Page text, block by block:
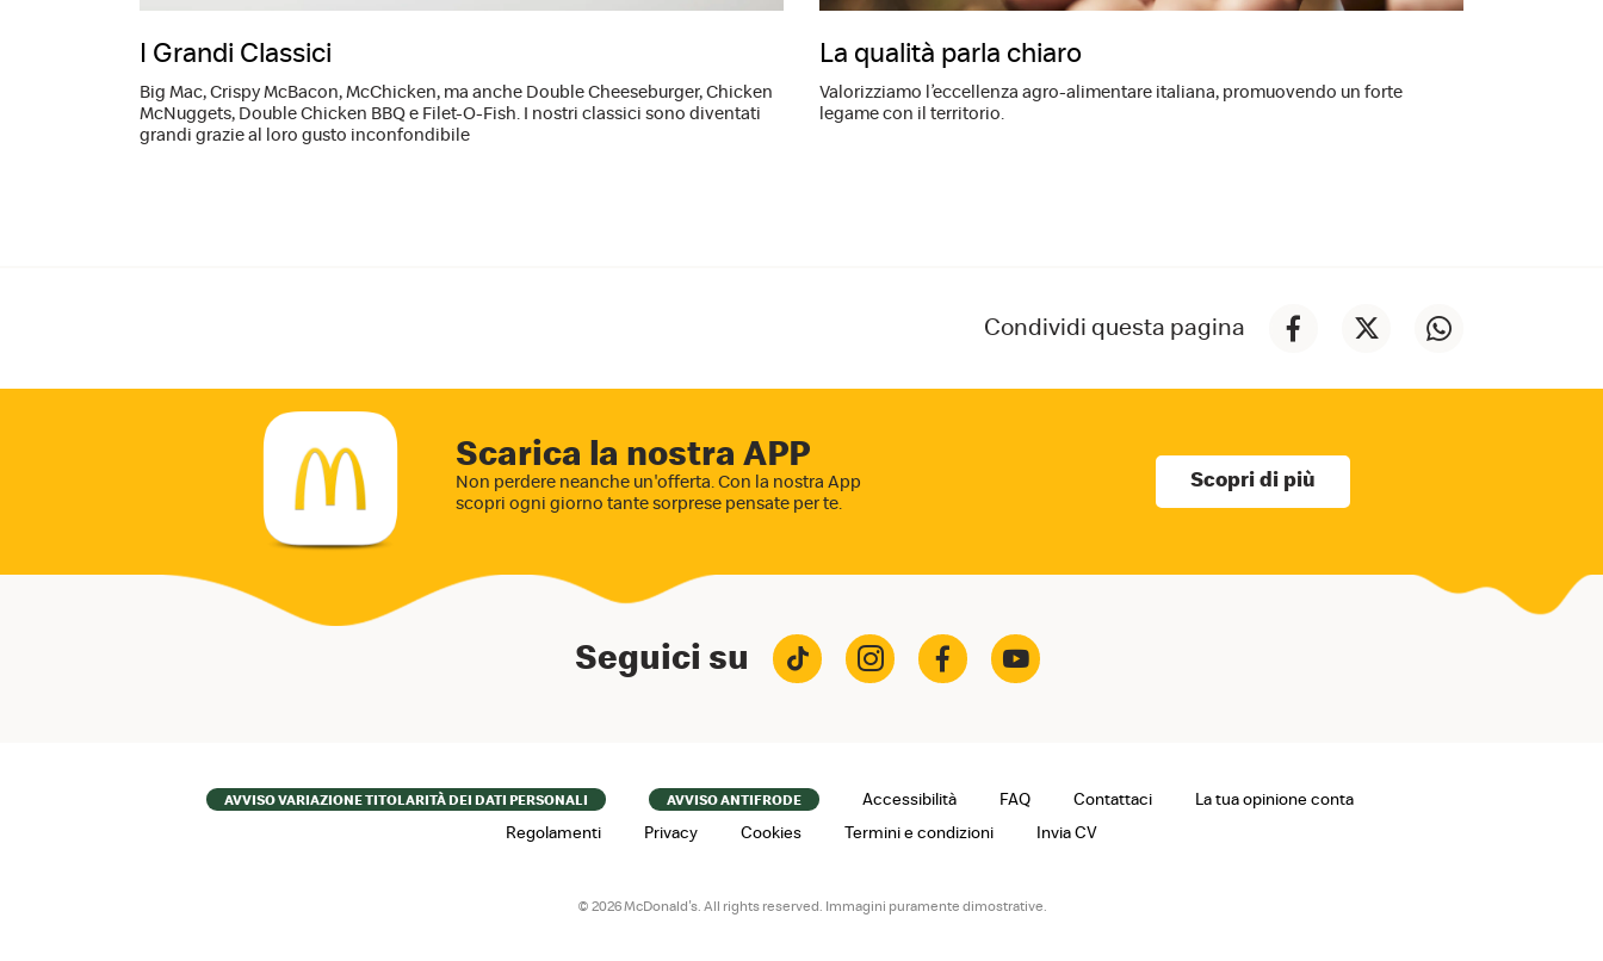
I Grandi Classici
Big Mac, Crispy McBacon, McChicken, ma anche Double Cheeseburger, Chicken
McNuggets, Double Chicken BBQ e Filet-O-Fish. I nostri classici sono diventati
grandi grazie al loro gusto inconfondibile
La qualità parla chiaro
Valorizziamo l’eccellenza agro-alimentare italiana, promuovendo un forte
legame con il territorio.
Condividi questa pagina
Scarica la nostra APP
Non perdere neanche un'offerta. Con la nostra App
scopri ogni giorno tante sorprese pensate per te.
Scopri di più
Seguici su
FooterAVVISO VARIAZIONE TITOLARITÀ DEI DATI PERSONALI AVVISO ANTIFRODE Accessibilità FAQ Contattaci
La tua opinione conta
Regolamenti
Privacy Cookies Termini e condizioni Invia CV
© 2026 McDonald's. All rights reserved. Immagini puramente dimostrative.